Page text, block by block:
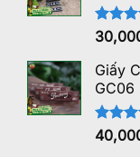
Được
hạng
5 sao
Giấy
GC06
Được
hạng